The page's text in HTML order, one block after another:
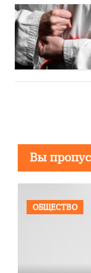
Вы
ОБЩЕСТВО